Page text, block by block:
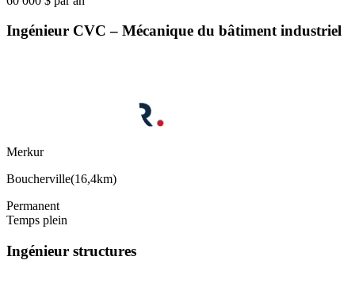
Ingénieur CVC – Mécanique du bâtiment industriel
Merkur
Boucherville(16,4km)
Permanent
Temps plein
Ingénieur structures